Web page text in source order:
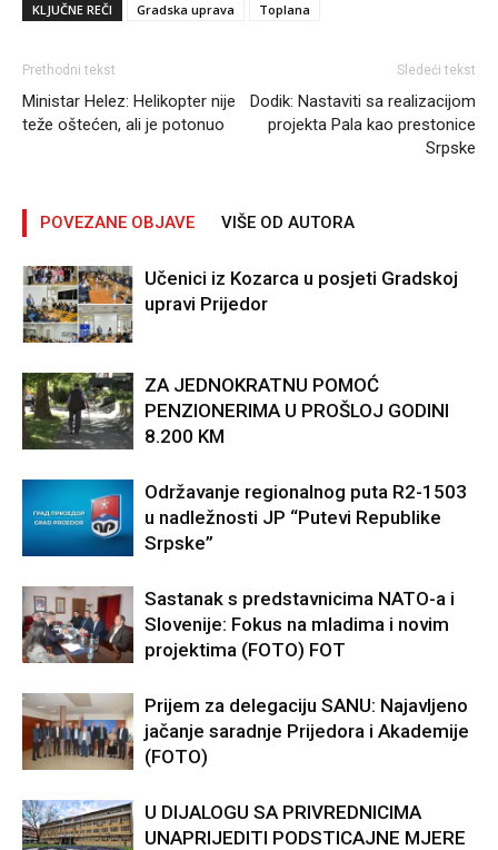
KLJUČNE REČI Gradska uprava Toplana
Prethodni tekst
Ministar Helez: Helikopter nije
teže oštećen, ali je potonuo
Sledeći tekst
Dodik: Nastaviti sa realizacijom
projekta Pala kao prestonice
Srpske
POVEZANE OBJAVE VIŠE OD AUTORA
Učenici iz Kozarca u posjeti Gradskoj
upravi Prijedor
ZA JEDNOKRATNU POMOĆ
PENZIONERIMA U PROŠLOJ GODINI
8.200 KM
Održavanje regionalnog puta R2-1503
u nadležnosti JP “Putevi Republike
Srpske”
Sastanak s predstavnicima NATO-a i
Slovenije: Fokus na mladima i novim
projektima (FOTO) FOT
Prijem za delegaciju SANU: Najavljeno
jačanje saradnje Prijedora i Akademije
(FOTO)
U DIJALOGU SA PRIVREDNICIMA
UNAPRIJEDITI PODSTICAJNE MJERE